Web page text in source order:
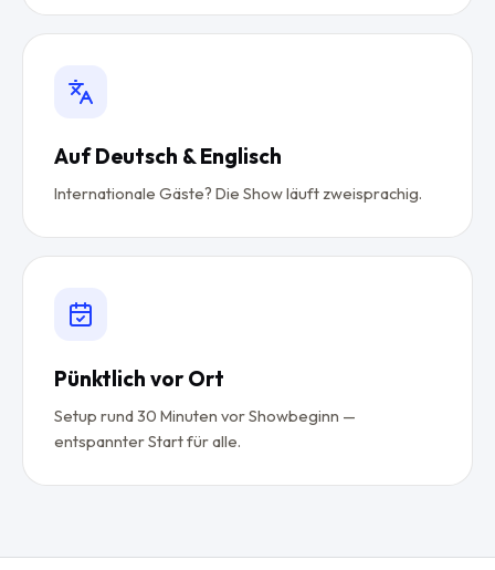
Auf Deutsch & Englisch
Internationale Gäste? Die Show läuft zweisprachig.
Pünktlich vor Ort
Setup rund 30 Minuten vor Showbeginn —
entspannter Start für alle.